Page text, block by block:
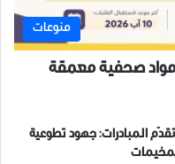
قصف منوعات
مواد صحفية معمقة
المبادرات: جهود تطوعية